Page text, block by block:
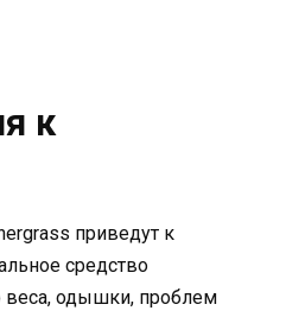
к
приведут к
средство
веса, одышки, проблем